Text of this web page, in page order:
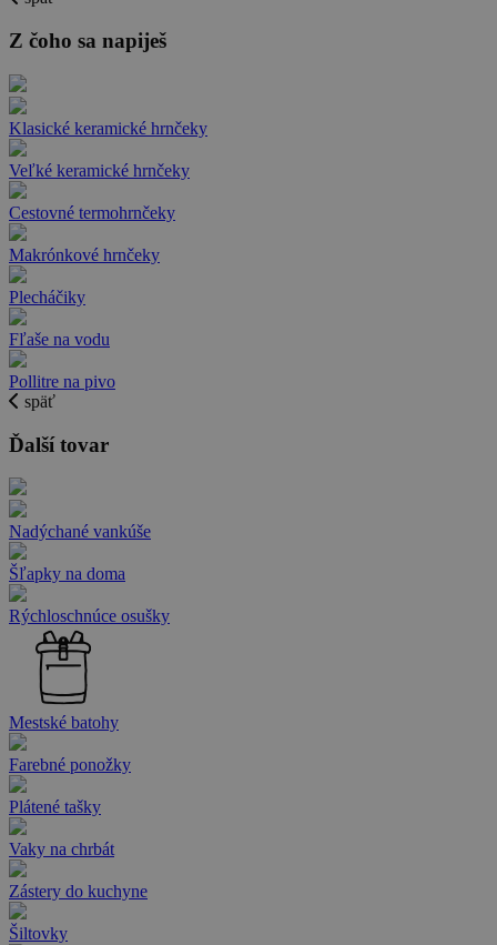
Z čoho sa napiješ
Klasické keramické hrnčeky
Veľké keramické hrnčeky
Cestovné termohrnčeky
Makrónkové hrnčeky
Plecháčiky
Fľaše na vodu
Pollitre na pivo
späť
Ďalší tovar
Nadýchané vankúše
Šľapky na doma
Rýchloschnúce osušky
Mestské batohy
Farebné ponožky
Plátené tašky
Vaky na chrbát
Zástery do kuchyne
Šiltovky